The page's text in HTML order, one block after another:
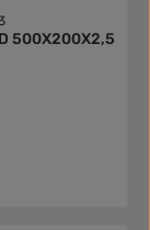
500X200X2,5